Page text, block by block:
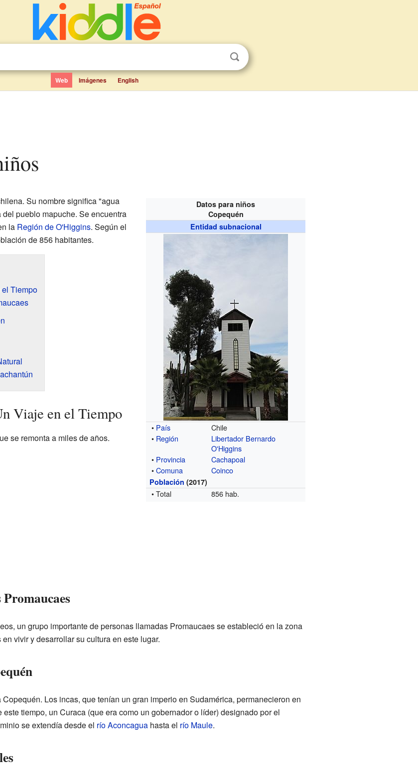
Web Imágenes English
Datos para niños
Copequén
Entidad subnacional
• País
Chile
• Región
Libertador Bernardo
O'Higgins
• Provincia
Cachapoal
•Comuna Coinco
Población (2017)
• Total 856 hab.
Su nombre significa "agua
del pueblo mapuche. Se encuentra
la Región de O'Higgins. Según el
de 856 habitantes.
Tiempo
Viaje en el Tiempo
se remonta a miles de años.
un grupo importante de personas llamadas Promaucaes se estableció en la zona
vivir y desarrollar su cultura en este lugar.
Los incas, que tenían un gran imperio en Sudamérica, permanecieron en
tiempo, un Curaca (que era como un gobernador o líder) designado por el
se extendía desde el río Aconcaguahasta el río Maule.